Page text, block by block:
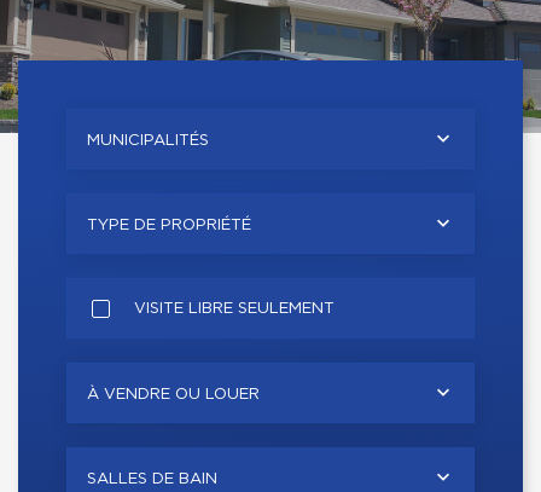
MUNICIPALITÉS
TYPE DE PROPRIÉTÉ
VISITE LIBRE SEULEMENT
À VENDRE OU LOUER
SALLES DE BAIN